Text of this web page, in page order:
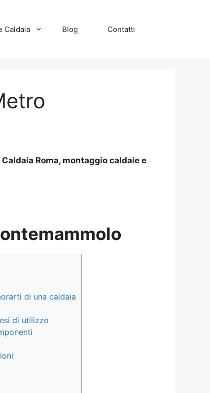
Caldaia Blog Contatti
Roma, montaggio caldaie e
di una caldaia
di utilizzo